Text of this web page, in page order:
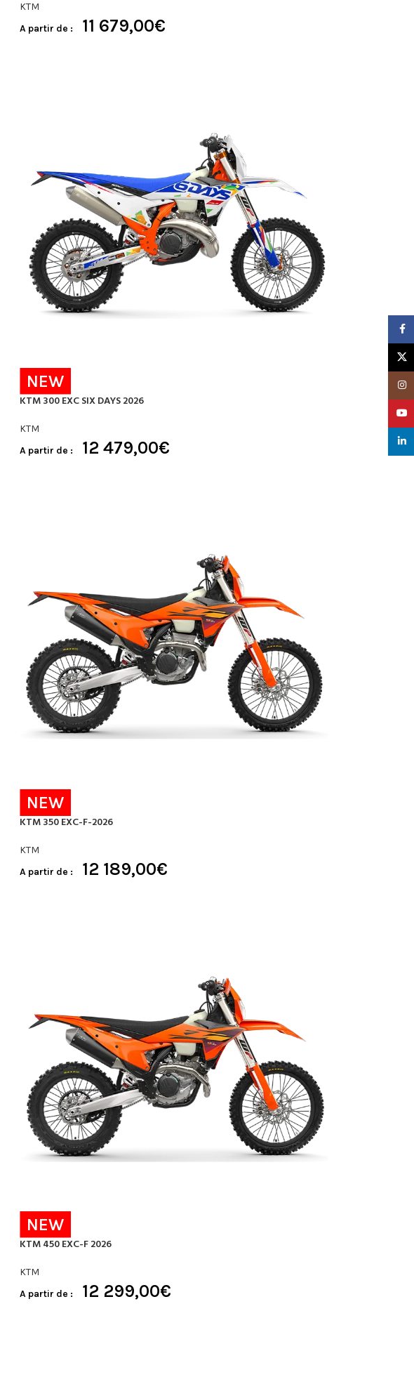
KTM
A partir de :
11 679,00€
NEW
KTM 300 EXC SIX DAYS 2026
KTM
A partir de :
12 479,00€
NEW
KTM 350 EXC-F-2026
KTM
A partir de :
12 189,00€
NEW
KTM 450 EXC-F 2026
KTM
A partir de :
12 299,00€